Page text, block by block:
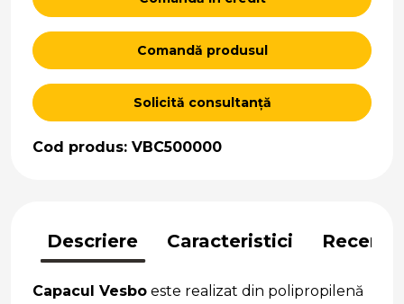
Comandă produsul
Solicită consultanță
Cod produs: VBC500000
Descriere Caracteristici
Capacul Vesbo este realizat din polipropilenă